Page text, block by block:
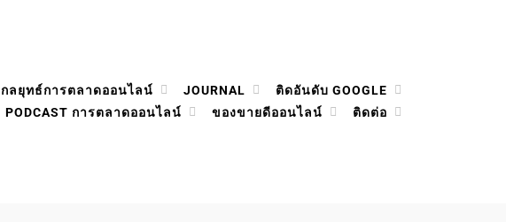
กลยุทธ์การตลาดออนไลน์ JOURNAL
ติดอันดับ GOOGLE
PODCAST การตลาดออนไลน์ ของขายดีออนไลน์ ติดต่อ